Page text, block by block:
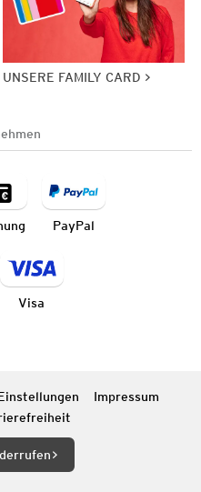
UNSERE FAMILY CARD
PayPal
Visa
Impressum